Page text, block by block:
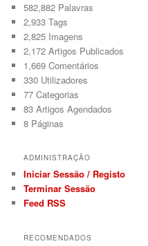
582,882 Palavras
2,933 Tags
2,825 Imagens
2,172 Artigos Publicados
1,669 Comentários
330 Utilizadores
77 Categorias
83 Artigos Agendados
8 Páginas
ADMINISTRAÇÃO
Iniciar Sessão / Registo
Terminar Sessão
Feed RSS
RECOMENDADOS